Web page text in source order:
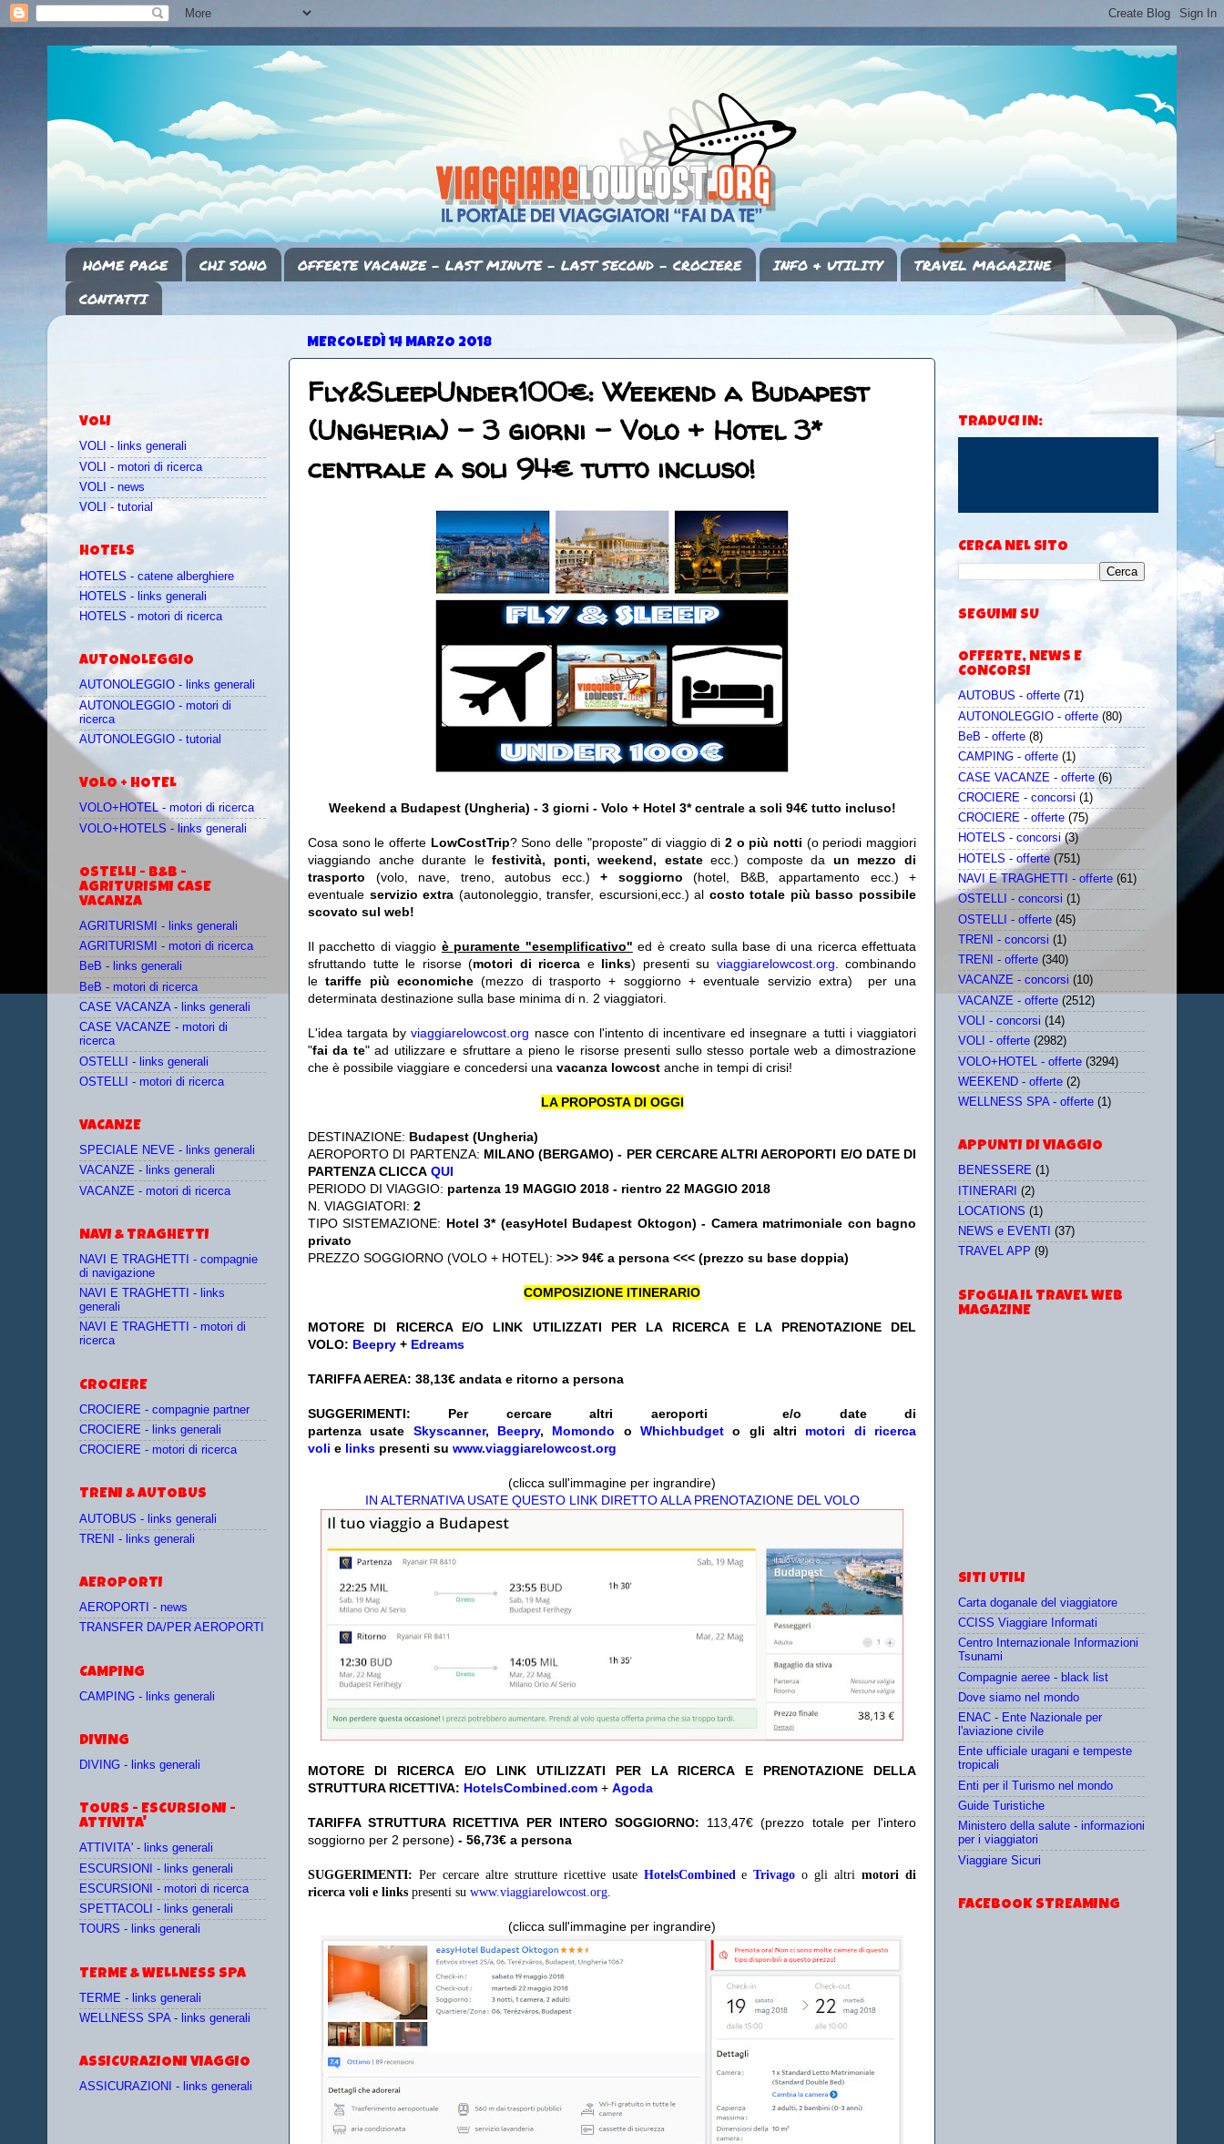
HOME PAGE CHI SONO OFFERTE VACANZE - LAST MINUTE - LAST SECOND - CROCIERE INFO & UTILITY
TRAVEL MAGAZINE
CONTATTI
MERCOLEDÌ 14 MARZO 2018
Fly&SleepUnder100€: Weekend a Budapest
(Ungheria) - 3 giorni - Volo + Hotel 3*
centrale a soli 94€ tutto incluso!
Weekend a Budapest (Ungheria) - 3 giorni - Volo + Hotel 3* centrale a soli 94€ tutto incluso!
Cosa sono le offerte LowCostTrip? Sono delle "proposte" di viaggio di2 o più notti (o periodi maggiori
viaggiando anche durante lefestività, ponti, weekend, estateecc.) composte da un mezzo di
trasporto (volo, nave, treno, autobus ecc.) + soggiorno (hotel, B&B, appartamento ecc.) +
eventuale servizio extra (autonoleggio, transfer, escursioni,ecc.) al costo totale più basso possibile
scovato sul web!
Il pacchetto di viaggio è puramente "esemplificativo" ed è creato sulla base di una ricerca effettuata
sfruttando tutte le risorse (motori di ricerca e links) presenti su viaggiarelowcost.org . combinando
le tariffe più economiche(mezzo di trasporto + soggiorno + eventuale servizio extra)
per una
determinata destinazione sulla base minima di n. 2 viaggiatori.
L'idea targata byviaggiarelowcost.org nasce con l'intento di incentivare ed insegnare a tutti i viaggiatori
"fai da te" ad utilizzare e sfruttare a pieno le risorse presenti sullo stesso portale web a dimostrazione
che è possibile viaggiare e concedersi una vacanza lowcost anche in tempi di crisi!
LA PROPOSTA DI OGGI
DESTINAZIONE: Budapest (Ungheria)
AEROPORTO DI PARTENZA: MILANO (BERGAMO) - PER CERCARE ALTRI AEROPORTI E/O DATE DI
PARTENZA CLICCA QUI
PERIODO DI VIAGGIO: partenza 19 MAGGIO 2018 - rientro 22 MAGGIO 2018
N. VIAGGIATORI: 2
TIPO SISTEMAZIONE: Hotel 3* (easyHotel Budapest Oktogon) - Camera matrimoniale con bagno
privato
PREZZO SOGGIORNO (VOLO + HOTEL): >>> 94€ a persona <<< (prezzo su base doppia)
COMPOSIZIONE ITINERARIO
MOTORE DI RICERCA E/O LINK UTILIZZATI PER LA RICERCA E LA PRENOTAZIONE DEL
VOLO: Beepry + Edreams
TARIFFA AEREA: 38,13€ andata e ritorno a persona
SUGGERIMENTI: Per cercare altri aeroporti e/o date di
partenza usate Skyscanner, Beepry, Momondo oWhichbudget o gli altri motori di ricerca
voli e links presenti su www.viaggiarelowcost.org
(clicca sull'immagine per ingrandire)
IN ALTERNATIVA USATE QUESTO LINK DIRETTO ALLA PRENOTAZIONE DEL VOLO
MOTORE DI RICERCA E/O LINK UTILIZZATI PER LA RICERCA E PRENOTAZIONE DELLA
STRUTTURA RICETTIVA: HotelsCombined.com + Agoda
TARIFFA STRUTTURA RICETTIVA PER INTERO SOGGIORNO: 113,47€ (prezzo totale per l'intero
soggiorno per 2 persone) - 56,73€ a persona
SUGGERIMENTI: Per cercare altre strutture ricettive usate HotelsCombinedeTrivago o gli altrimotori di
ricerca voli e links presenti su www.viaggiarelowcost.org.
(clicca sull'immagine per ingrandire)
VOLI
VOLI - links generali
VOLI - motori di ricerca
VOLI - news
VOLI - tutorial
HOTELS
HOTELS - catene alberghiere
HOTELS - links generali
HOTELS - motori di ricerca
AUTONOLEGGIO
AUTONOLEGGIO - links generali
AUTONOLEGGIO - motori di
ricerca
AUTONOLEGGIO - tutorial
VOLO + HOTEL
VOLO+HOTEL - motori di ricerca
VOLO+HOTELS - links generali
OSTELLI - B&B -
AGRITURISMI CASE
VACANZA
AGRITURISMI - links generali
AGRITURISMI - motori di ricerca
BeB - links generali
BeB - motori di ricerca
CASE VACANZA - links generali
CASE VACANZE - motori di
ricerca
OSTELLI - links generali
OSTELLI - motori di ricerca
VACANZE
SPECIALE NEVE - links generali
VACANZE - links generali
VACANZE - motori di ricerca
NAVI & TRAGHETTI
NAVI E TRAGHETTI - compagnie
di navigazione
NAVI E TRAGHETTI - links
generali
NAVI E TRAGHETTI - motori di
ricerca
CROCIERE
CROCIERE - compagnie partner
CROCIERE - links generali
CROCIERE - motori di ricerca
TRENI & AUTOBUS
AUTOBUS - links generali
TRENI - links generali
AEROPORTI
AEROPORTI - news
TRANSFER DA/PER AEROPORTI
CAMPING
CAMPING - links generali
DIVING
DIVING - links generali
TOURS - ESCURSIONI -
ATTIVITA'
ATTIVITA' - links generali
ESCURSIONI - links generali
ESCURSIONI - motori di ricerca
SPETTACOLI - links generali
TOURS - links generali
TERME & WELLNESS SPA
TERME - links generali
WELLNESS SPA - links generali
ASSICURAZIONI VIAGGIO
ASSICURAZIONI - links generali
TRADUCI IN:
CERCA NEL SITO
SEGUIMI SU
OFFERTE, NEWS E
CONCORSI
AUTOBUS - offerte (71)
AUTONOLEGGIO - offerte (80)
BeB - offerte (8)
CAMPING - offerte (1)
CASE VACANZE - offerte (6)
CROCIERE - concorsi (1)
CROCIERE - offerte (75)
HOTELS - concorsi (3)
HOTELS - offerte (751)
NAVI E TRAGHETTI - offerte (61)
OSTELLI - concorsi (1)
OSTELLI - offerte (45)
TRENI - concorsi (1)
TRENI - offerte (340)
VACANZE - concorsi (10)
VACANZE - offerte (2512)
VOLI - concorsi (14)
VOLI - offerte (2982)
VOLO+HOTEL - offerte (3294)
WEEKEND - offerte (2)
WELLNESS SPA - offerte (1)
APPUNTI DI VIAGGIO
BENESSERE (1)
ITINERARI (2)
LOCATIONS (1)
NEWS e EVENTI
(37)
TRAVEL APP (9)
SFOGLIA IL TRAVEL WEB
MAGAZINE
SITI UTILI
Carta doganale del viaggiatore
CCISS Viaggiare Informati
Centro Internazionale Informazioni
Tsunami
Compagnie aeree - black list
Dove siamo nel mondo
ENAC - Ente Nazionale per
l'aviazione civile
Ente ufficiale uragani e tempeste
tropicali
Enti per il Turismo nel mondo
Guide Turistiche
Ministero della salute - informazioni
per i viaggiatori
Viaggiare Sicuri
FACEBOOK STREAMING